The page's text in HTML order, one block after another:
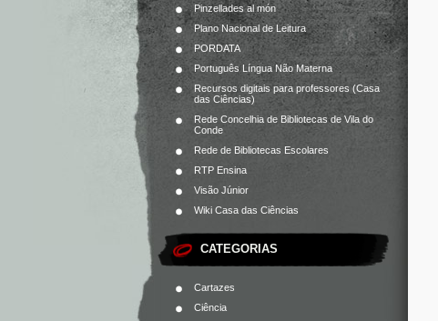
Pinzellades al món
Plano Nacional de Leitura
PORDATA
Português Língua Não Materna
Recursos digitais para professores (Casa
das Ciências)
Rede Concelhia de Bibliotecas de Vila do
Conde
Rede de Bibliotecas Escolares
RTP Ensina
Visão Júnior
Wiki Casa das Ciências
CATEGORIAS
Cartazes
Ciência